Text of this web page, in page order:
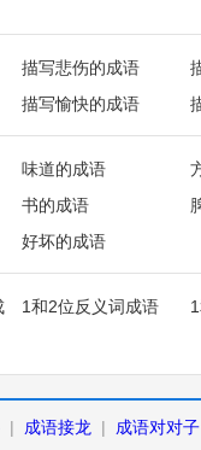
描写悲伤的成语
描写愉快的成语
味道的成语
书的成语
好坏的成语
1和2位反义词成语
| 成语接龙 |
成语对对子